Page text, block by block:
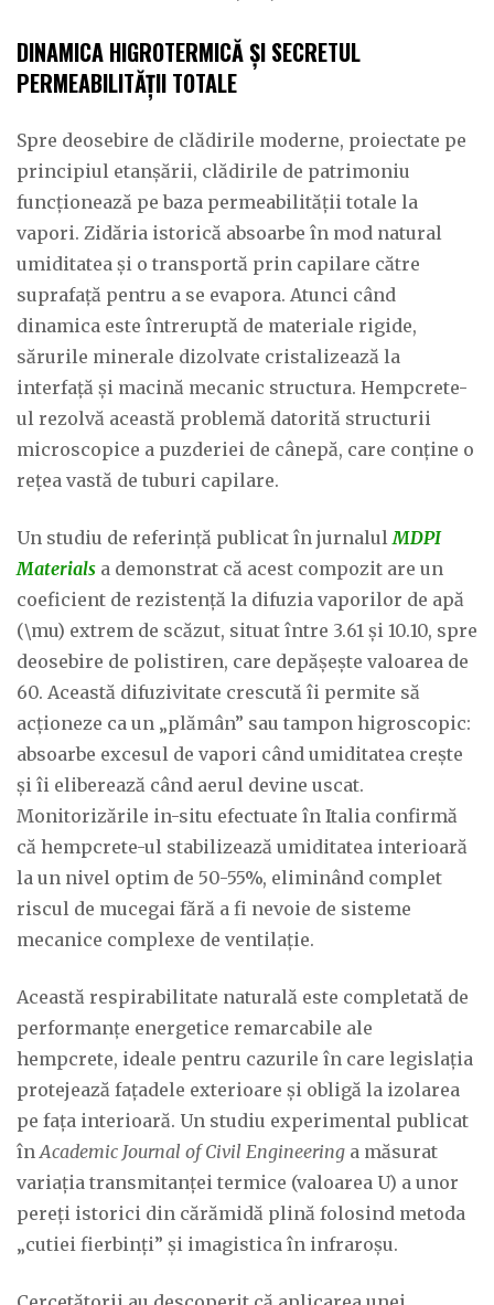
DINAMICA HIGROTERMICĂ ȘI SECRETUL
PERMEABILITĂȚII TOTALE
Spre deosebire de clădirile moderne, proiectate pe
principiul etanșării, clădirile de patrimoniu
funcționează pe baza permeabilității totale la
vapori. Zidăria istorică absoarbe în mod natural
umiditatea și o transportă prin capilare către
suprafață pentru a se evapora. Atunci când
dinamica este întreruptă de materiale rigide,
sărurile minerale dizolvate cristalizează la
interfață și macină mecanic structura. Hempcrete-
ul rezolvă această problemă datorită structurii
microscopice a puzderiei de cânepă, care conține o
rețea vastă de tuburi capilare.
Un studiu de referință publicat în jurnalulMDPI
Materials a demonstrat că acest compozit are un
coeficient de rezistență la difuzia vaporilor de apă
(\mu) extrem de scăzut, situat între 3.61 și 10.10, spre
deosebire de polistiren, care depășește valoarea de
60. Această difuzivitate crescută îi permite să
acționeze ca un „plămân” sau tampon higroscopic:
absoarbe excesul de vapori când umiditatea crește
și îi eliberează când aerul devine uscat.
Monitorizările in-situ efectuate în Italia confirmă
că hempcrete-ul stabilizează umiditatea interioară
la un nivel optim de 50-55%, eliminând complet
riscul de mucegai fără a fi nevoie de sisteme
mecanice complexe de ventilație.
Această respirabilitate naturală este completată de
performanțe energetice remarcabile ale
hempcrete, ideale pentru cazurile în care legislația
protejează fațadele exterioare și obligă la izolarea
pe fața interioară. Un studiu experimental publicat
înAcademic Journal of Civil Engineering a măsurat
variația transmitanței termice (valoarea U) a unor
pereți istorici din cărămidă plină folosind metoda
„cutiei fierbinți” și imagistica în infraroșu.